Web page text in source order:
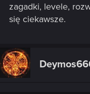
zagadki, levele,
się ciekawsze.